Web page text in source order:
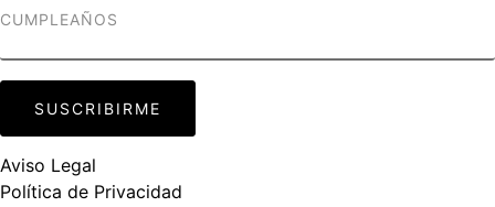
Aviso Legal
Política de Privacidad